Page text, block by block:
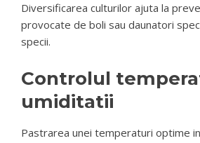
Diversificarea culturilor ajuta la
provocate de boli sau daunatori
specii.
Controlul
umiditatii
Pastrarea unei temperaturi optime